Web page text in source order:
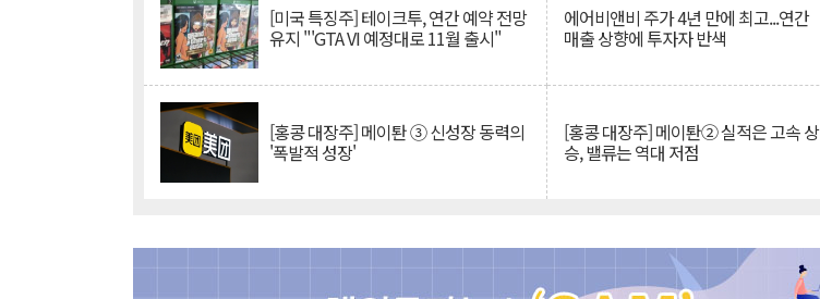
[미국 특징주] 테이크투, 연간 예약 전망
유지 "'GTA VI 예정대로 11월 출시"
에어비앤비 주가 4년 만에 최고...연간
매출 상향에 투자자 반색
[홍콩 대장주] 메이퇀 ③ 신성장 동력의
'폭발적 성장'
[홍콩 대장주] 메이퇀② 실적은 고속 상
승, 밸류는 역대 저점